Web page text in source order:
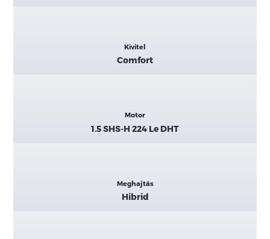
Kivitel
Comfort
Motor
1.5 SHS-H 224 Le DHT
Meghajtás
Hibrid